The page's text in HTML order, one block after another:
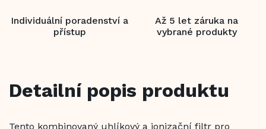
Individuální poradenství a
přístup
Až 5 let záruka na
vybrané produkty
Detailní popis produktu
Tento kombinovaný uhlíkový a ionizační filtr pro